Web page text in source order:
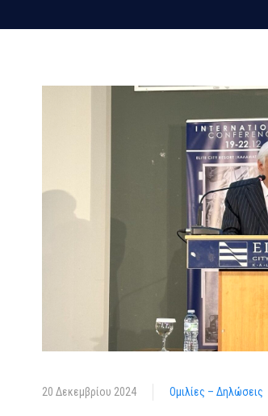
20 Δεκεμβρίου 2024 Ομιλίες – Δηλώσεις